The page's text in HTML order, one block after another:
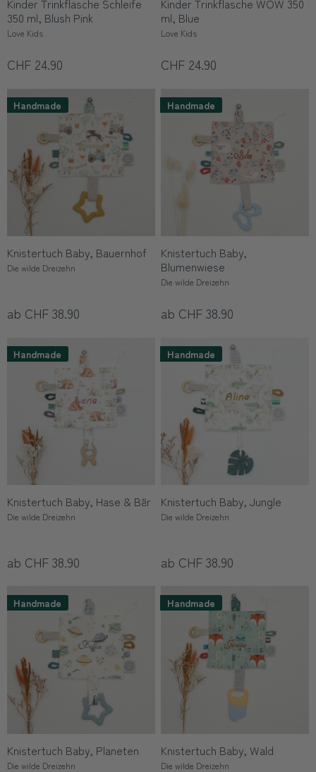
Kinder Trinkflasche Schleife
350 ml, Blush Pink
Love Kids
CHF 24.90
Kinder Trinkflasche WOW 350
ml, Blue
Love Kids
CHF 24.90
Handmade
Knistertuch Baby, Bauernhof
Die wilde Dreizehn
ab CHF 38.90
Handmade
Knistertuch Baby,
Blumenwiese
Die wilde Dreizehn
ab CHF 38.90
Handmade
Knistertuch Baby, Hase & Bär
Die wilde Dreizehn
ab CHF 38.90
Handmade
Knistertuch Baby, Jungle
Die wilde Dreizehn
ab CHF 38.90
Handmade
Knistertuch Baby, Planeten
Die wilde Dreizehn
Handmade
Knistertuch Baby, Wald
Die wilde Dreizehn